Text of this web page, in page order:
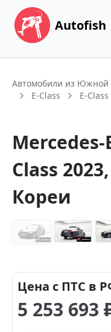
Autofish
Автомобили из Южной
E-Class
E-
Mercedes-
Class 2023
Кореи
Цена с ПТС в
5 253 693